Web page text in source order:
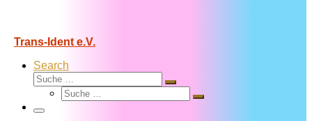
Trans-Ident e.V.
Search
Suche
Suche
Suche
Suche
Menü